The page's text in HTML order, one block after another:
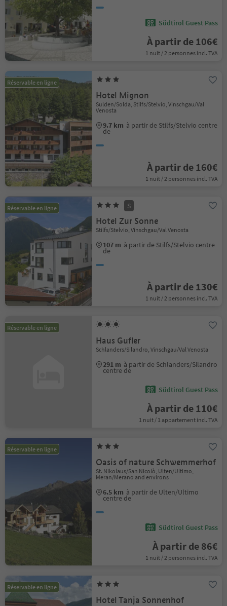
Südtirol Guest Pass
À partir de 106€
1 nuit / 2 personnes incl. TVA
Réservable en ligne
Hotel Mignon
Sulden/Solda, Stilfs/Stelvio, Vinschgau/Val
Venosta
9.7 km à partir de Stilfs/Stelvio centre
de
À partir de 160€
1 nuit / 2 personnes incl. TVA
Réservable en ligne S
Hotel Zur Sonne
Stilfs/Stelvio, Vinschgau/Val Venosta
107 m à partir de Stilfs/Stelvio centre
de
À partir de 130€
1 nuit / 2 personnes incl. TVA
Réservable en ligne
Haus Gufler
Schlanders/Silandro, Vinschgau/Val Venosta
291 m à partir de Schlanders/Silandro
centre de
Südtirol Guest Pass
À partir de 110€
1 nuit / 1 appartement incl. TVA
Réservable en ligne
Oasis of nature Schwemmerhof
St. Nikolaus/San Nicolò, Ulten/Ultimo,
Meran/Merano and environs
6.5 km à partir de Ulten/Ultimo
centre de
Südtirol Guest Pass
À partir de 86€
1 nuit / 2 personnes incl. TVA
Réservable en ligne
Hotel Tanja Sonnenhof